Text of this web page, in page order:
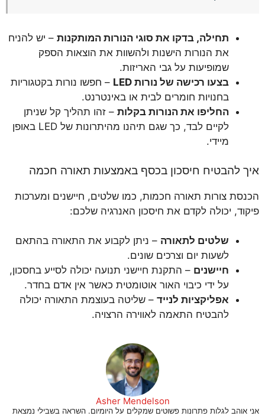
תחילה, בדקו את סוגי הנורות המותקנות – יש להניח
את הנורות הישנות ולהשוות את הוצאות הספק
שמופיעות על גבי האריזות.
בצעו רכישה של נורות LED
– חפשו נורות בקטגוריות
בחנויות חומרים לבית או באינטרנט.
החליפו את הנורות בקלות – זהו תהליך קל שניתן
לקיים לבד, כך שגם תיהנו מהיתרונות של LED באופן
מיידי.
איך להבטיח חיסכון בכסף באמצעות תאורה חכמה
הכנסת צורות תאורה חכמות, כמו שלטים, חיישנים ומערכות
פיקוד, יכולה לקדם את חיסכון האנרגיה שלכם:
שלטים לתאורה – ניתן לקבוע את התאורה בהתאם
לשעות יום וצרכים שונים.
חיישנים – התקנת חיישני תנועה יכולה לסייע בחסכון,
על ידי כיבוי האור אוטומטית כאשר אין אדם בחדר.
אפליקציות לנייד – שליטה בעוצמת התאורה יכולה
להבטיח התאמה לאווירה הרצויה.
Asher Mendelson
אני אוהב לגלות פתרונות פשוטים שמקלים על היומיום. השראה בשבילי נמצאת